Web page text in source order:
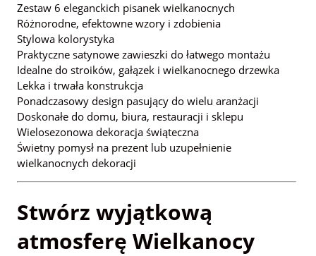
Zestaw 6 eleganckich pisanek wielkanocnych
Różnorodne, efektowne wzory i zdobienia
Stylowa kolorystyka
Praktyczne satynowe zawieszki do łatwego montażu
Idealne do stroików, gałązek i wielkanocnego drzewka
Lekka i trwała konstrukcja
Ponadczasowy design pasujący do wielu aranżacji
Doskonałe do domu, biura, restauracji i sklepu
Wielosezonowa dekoracja świąteczna
Świetny pomysł na prezent lub uzupełnienie
wielkanocnych dekoracji
Stwórz wyjątkową
atmosferę Wielkanocy